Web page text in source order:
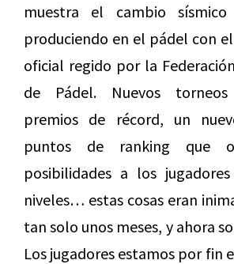
muestra el cambio
produciendo en el pádel con
oficial regido por la
de Pádel. Nuevos torneos
premios de récord, un
puntos de ranking que
posibilidades a los
niveles… estas cosas eran
tan solo unos meses, y ahora
Los jugadores estamos por fin